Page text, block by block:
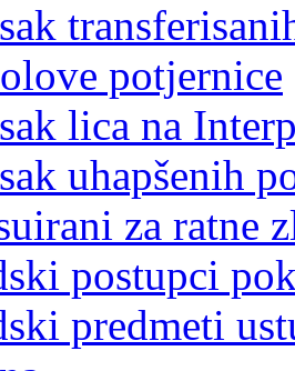
potjernice
lica na
uhapšenih
za ratne
postupci
predmeti